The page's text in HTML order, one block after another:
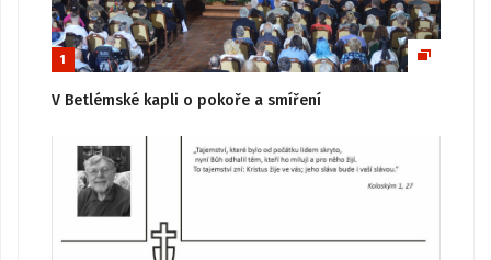
1
V Betlémské kapli o pokoře a smíření